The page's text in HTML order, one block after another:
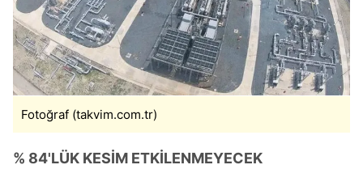
Fotoğraf (takvim.com.tr)
% 84'LÜK KESİM ETKİLENMEYECEK